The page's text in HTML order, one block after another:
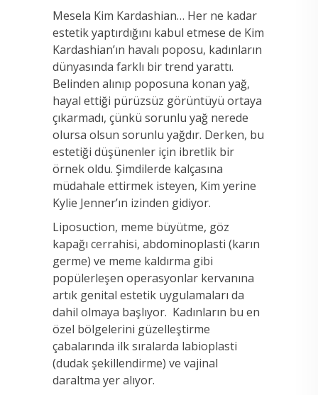
Mesela Kim Kardashian… Her ne kadar
estetik yaptırdığını kabul etmese de Kim
Kardashian’ın havalı poposu, kadınların
dünyasında farklı bir trend yarattı.
Belinden alınıp poposuna konan yağ,
hayal ettiği pürüzsüz görüntüyü ortaya
çıkarmadı, çünkü sorunlu yağ nerede
olursa olsun sorunlu yağdır. Derken, bu
estetiği düşünenler için ibretlik bir
örnek oldu. Şimdilerde kalçasına
müdahale ettirmek isteyen, Kim yerine
Kylie Jenner’ın izinden gidiyor.
Liposuction, meme büyütme, göz
kapağı cerrahisi, abdominoplasti (karın
germe) ve meme kaldırma gibi
popülerleşen operasyonlar kervanına
artık genital estetik uygulamaları da
dahil olmaya başlıyor. Kadınların bu en
özel bölgelerini güzelleştirme
çabalarında ilk sıralarda labioplasti
(dudak şekillendirme) ve vajinal
daraltma yer alıyor.